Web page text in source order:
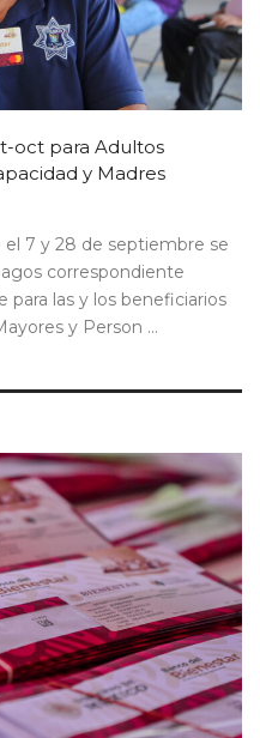
oct para Adultos
y Madres
7 y 28 de septiembre se
correspondiente
las y los beneficiarios
y Person ...